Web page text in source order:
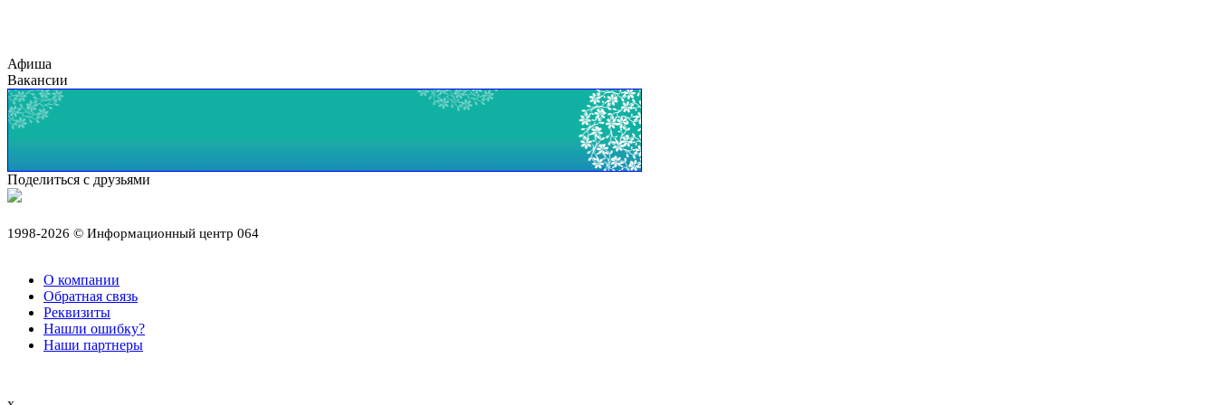
Афиша
Вакансии
Поделиться с друзьями
1998-2026 © Информационный центр 064
О компании
Обратная связь
Реквизиты
Нашли ошибку?
Наши партнеры